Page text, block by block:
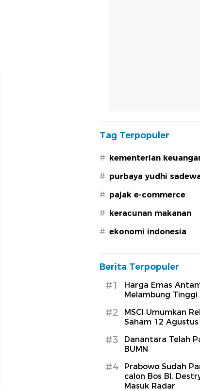
Tag Terpopuler
# kementerian
# purbaya yudhi
# pajak e-commerce
# keracunan makanan
# ekonomi indonesia
Berita Terpopuler
#1
Harga Emas
Melambung Tinggi
#2
MSCI Umumkan
Saham 12 Agustus
#3
Danantara Telah
BUMN
#4
Prabowo Sudah
calon Bos BI,
Masuk Radar